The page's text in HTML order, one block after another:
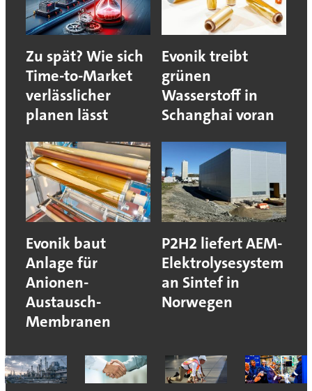
Zu spät? Wie sich
Time-to-Market
verlässlicher
planen lässt
Evonik treibt
grünen
Wasserstoff in
Schanghai voran
Evonik baut
Anlage für
Anionen-
Austausch-
Membranen
P2H2 liefert AEM-
Elektrolysesystem
an Sintef in
Norwegen